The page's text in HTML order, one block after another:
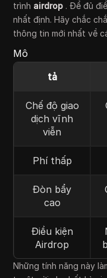
trình airdrop . Để đủ
nhất định. Hãy chắc
thông tin mới nhất về
Mô
tả
Chế độ giao
dịch vĩnh
viễn
Phí thấp
Đòn bẩy
cao
Điều kiện
Airdrop
Những tính năng này